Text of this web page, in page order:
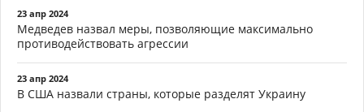
23 апр 2024
Медведев назвал меры, позволяющие максимально
противодействовать агрессии
23 апр 2024
В США назвали страны, которые разделят Украину